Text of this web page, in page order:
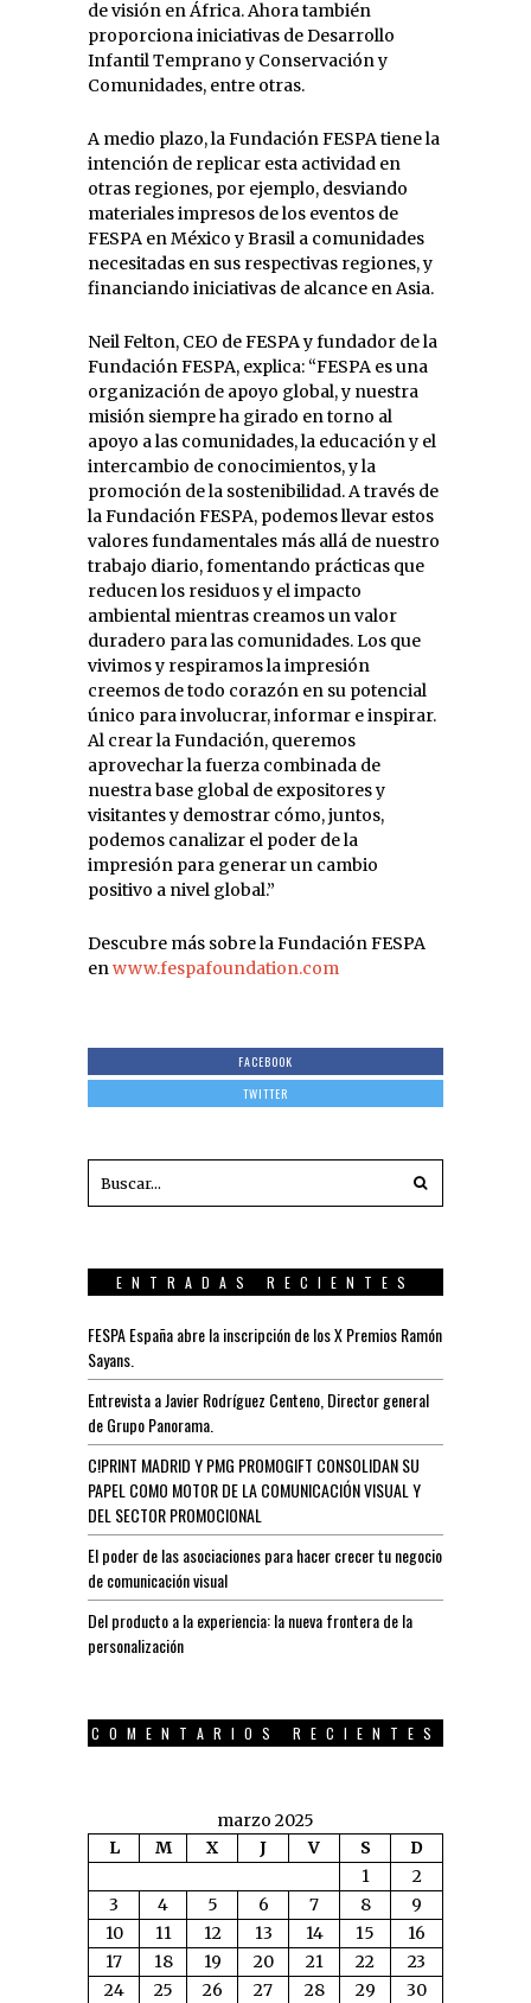
de visión en África. Ahora también
proporciona iniciativas de Desarrollo
Infantil Temprano y Conservación y
Comunidades, entre otras.
A medio plazo, la Fundación FESPA tiene la
intención de replicar esta actividad en
otras regiones, por ejemplo, desviando
materiales impresos de los eventos de
FESPA en México y Brasil a comunidades
necesitadas en sus respectivas regiones, y
financiando iniciativas de alcance en Asia.
Neil Felton, CEO de FESPA y fundador de la
Fundación FESPA, explica: “FESPA es una
organización de apoyo global, y nuestra
misión siempre ha girado en torno al
apoyo a las comunidades, la educación y el
intercambio de conocimientos, y la
promoción de la sostenibilidad. A través de
la Fundación FESPA, podemos llevar estos
valores fundamentales más allá de nuestro
trabajo diario, fomentando prácticas que
reducen los residuos y el impacto
ambiental mientras creamos un valor
duradero para las comunidades. Los que
vivimos y respiramos la impresión
creemos de todo corazón en su potencial
único para involucrar, informar e inspirar.
Al crear la Fundación, queremos
aprovechar la fuerza combinada de
nuestra base global de expositores y
visitantes y demostrar cómo, juntos,
podemos canalizar el poder de la
impresión para generar un cambio
positivo a nivel global.”
Descubre más sobre la Fundación FESPA
enwww.fespafoundation.com
FACEBOOK
TWITTER
ENTRADAS RECIENTES
FESPA España abre la inscripción de los X Premios Ramón
Sayans.
Entrevista a Javier Rodríguez Centeno, Director general
de Grupo Panorama.
C!PRINT MADRID Y PMG PROMOGIFT CONSOLIDAN SU
PAPEL COMO MOTOR DE LA COMUNICACIÓN VISUAL Y
DEL SECTOR PROMOCIONAL
El poder de las asociaciones para hacer crecer tu negocio
de comunicación visual
Del producto a la experiencia: la nueva frontera de la
personalización
COMENTARIOS RECIENTES
marzo 2025
L
M X J V S
D
1
2
3
4 5 6 7 8
9
10
11 12 13 14 15
16
17
18 19 20 21 22
23
24
25 26 27 28 29
30